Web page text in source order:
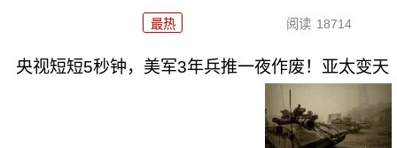
最热 阅读 18714
央视短短5秒钟，美军3年兵推一夜作废！亚太变天